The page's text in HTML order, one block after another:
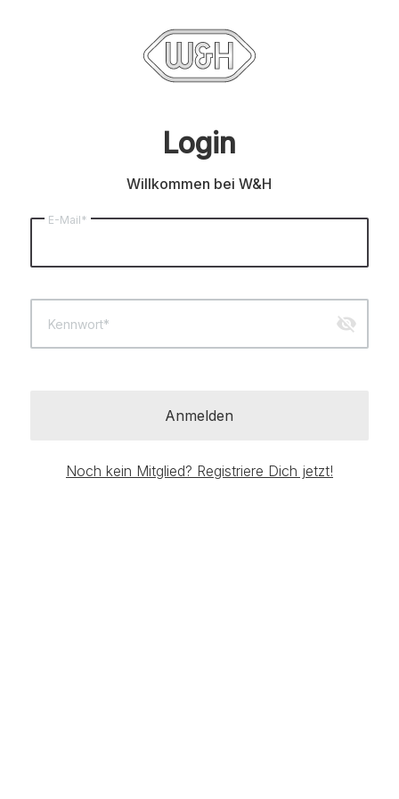
Login
Willkommen bei W&H
E-Mail*
Kennwort* visibility_off
Anmelden
Noch kein Mitglied? Registriere Dich jetzt!